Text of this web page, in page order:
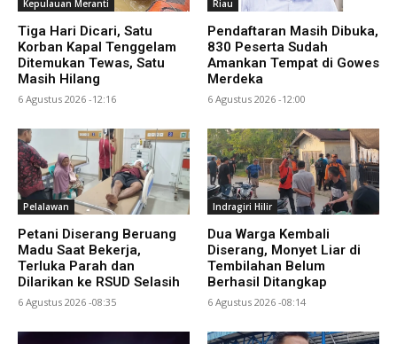
Kepulauan Meranti
Tiga Hari Dicari, Satu
Korban Kapal Tenggelam
Ditemukan Tewas, Satu
Masih Hilang
6 Agustus 2026 -12:16
Riau
Pendaftaran Masih Dibuka,
830 Peserta Sudah
Amankan Tempat di Gowes
Merdeka
6 Agustus 2026 -12:00
Pelalawan
Petani Diserang Beruang
Madu Saat Bekerja,
Terluka Parah dan
Dilarikan ke RSUD Selasih
6 Agustus 2026 -08:35
Indragiri Hilir
Dua Warga Kembali
Diserang, Monyet Liar di
Tembilahan Belum
Berhasil Ditangkap
6 Agustus 2026 -08:14